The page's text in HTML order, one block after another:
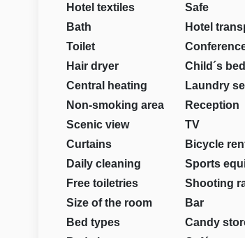
Hotel textiles
Bath
Toilet
Hair dryer
Central heating
Non-smoking area
Scenic view
Curtains
Daily cleaning
Free toiletries
Size of the room
Bed types
Safe
Hotel
Child´s bed
Laundry
Reception
TV
Bicycle
Sports
Shooting
Bar
Candy